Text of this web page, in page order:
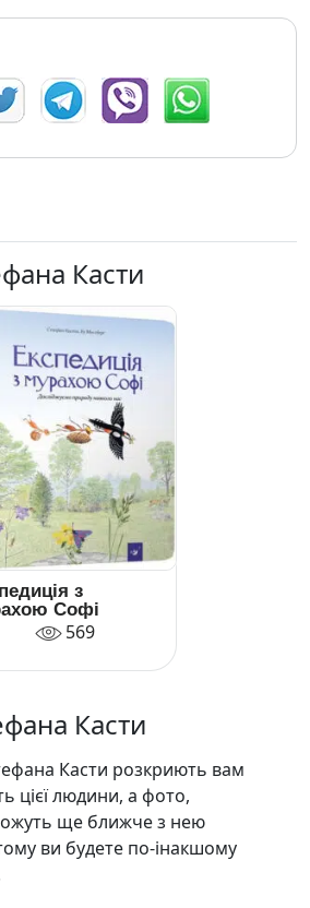
Касти
з
Софі
569
Касти
Касти розкриють вам
цієї людини, а фото,
ще ближче з нею
ви будете по-інакшому